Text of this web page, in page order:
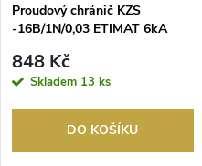
Proudový chránič KZS
-16B/1N/0,03 ETIMAT 6kA
848 Kč
Skladem 13 ks
DO KOŠÍKU